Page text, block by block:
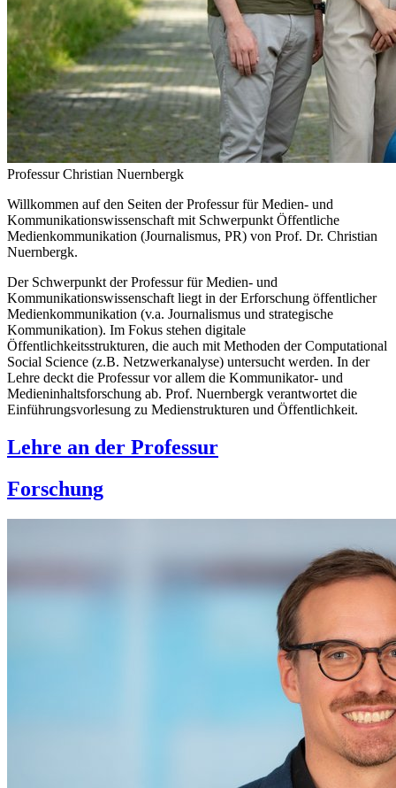
Professur Christian Nuernbergk
Willkommen auf den Seiten der Professur für Medien- und
Kommunikationswissenschaft mit Schwerpunkt Öffentliche
Medienkommunikation (Journalismus, PR) von Prof. Dr. Christian
Nuernbergk.
Der Schwerpunkt der Professur für Medien- und
Kommunikationswissenschaft liegt in der Erforschung öffentlicher
Medienkommunikation (v.a. Journalismus und strategische
Kommunikation). Im Fokus stehen digitale
Öffentlichkeitsstrukturen, die auch mit Methoden der Computational
Social Science (z.B. Netzwerkanalyse) untersucht werden. In der
Lehre deckt die Professur vor allem die Kommunikator- und
Medieninhaltsforschung ab. Prof. Nuernbergk verantwortet die
Einführungsvorlesung zu Medienstrukturen und Öffentlichkeit.
Lehre an der Professur
Forschung